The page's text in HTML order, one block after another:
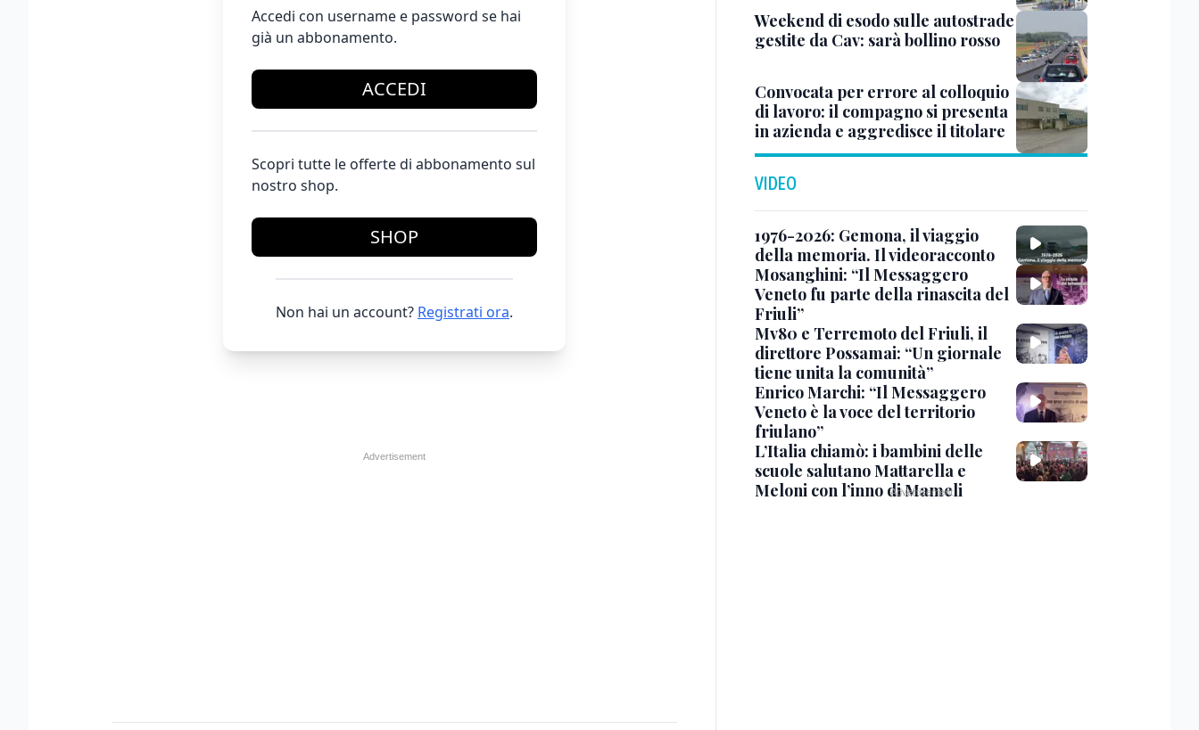
Accedi con username e password se hai
già un abbonamento.
ACCEDI
Scopri tutte le offerte di abbonamento sul
nostro shop.
SHOP
Non hai un account? Registrati ora.
Weekend di esodo sulle autostrade
gestite da Cav: sarà bollino rosso
Convocata per errore al colloquio
di lavoro: il compagno si presenta
in azienda e aggredisce il titolare
VIDEO
1976-2026: Gemona, il viaggio
della memoria. Il videoracconto
Mosanghini: “Il Messaggero
Veneto fu parte della rinascita del
Friuli”
Mv80 e Terremoto del Friuli, il
direttore Possamai: “Un giornale
tiene unita la comunità”
Enrico Marchi: “Il Messaggero
Veneto è la voce del territorio
friulano”
L’Italia chiamò: i bambini delle
scuole salutano Mattarella e
Meloni con l’inno di Mameli